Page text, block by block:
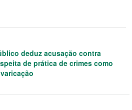
deduz acusação contra
de prática de crimes como